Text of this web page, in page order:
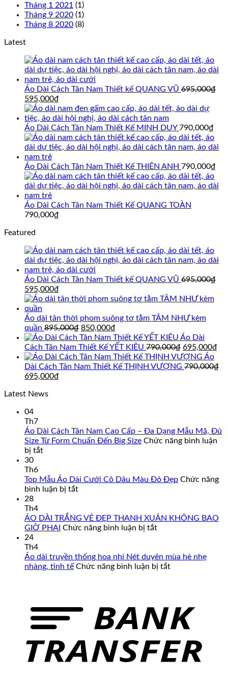
Tháng 1 2021 (1)
Tháng 9 2020 (1)
Tháng 8 2020 (8)
Latest
Áo Dài Cách Tân Nam Thiết kế QUANG VŨ 695,000₫
Giá
gốc
là:
695,000₫.
595,000₫
hiện
tại
là:
595,000₫.
Áo Dài Cách Tân Nam Thiết Kế MINH DUY 790,000₫
Áo Dài Cách Tân Nam Thiết Kế THIÊN ANH 790,000₫
Áo Dài Cách Tân Nam Thiết Kế QUANG TOÀN
790,000₫
Featured
Áo Dài Cách Tân Nam Thiết kế QUANG VŨ 695,000₫
Giá
gốc
là:
695,000₫.
595,000₫
hiện
là:
595,000₫.
Áo dài tân thời phom suông tơ tằm TÂM NHƯ kèm
quần 895,000₫ Giá
gốc
là:
895,000₫.
850,000₫
hiện
tại
là:
850,000₫.
Áo Dài
Cách Tân Nam Thiết Kế YẾT KIÊU 790,000₫ Giá
gốc
là:
695,000₫
tại
Áo
Dài Cách Tân Nam Thiết Kế THỊNH VƯỢNG 790,000₫
Giá
là:
695,000₫
Latest News
04
Th7
Áo Dài Cách Tân Nam Cao Cấp – Đa Dạng Mẫu Mã, Đủ
Size Từ Form Chuẩn Đến Big Size Chức năng bình luận
bị tắtở
Cách
Tân
Cấp
–
Mẫu
Mã,
Chuẩn
Đến
Size
30
Th6
Top Mẫu Áo Dài Cưới Cô Dâu Màu Đỏ Đẹp Chức năng
bình luận bị tắtở
Áo
Dài
Dâu
Màu
28
Th4
ÁO DÀI TRẮNG VẺ ĐẸP THANH XUÂN KHÔNG BAO
GIỜ PHAI Chức năng bình luận bị tắtở
TRẮNG
VẺ
BAO
GIỜ
24
Th4
Áo dài truyền thống hoa nhí Nét duyên mùa hè nhẹ
nhàng, tinh tế Chức năng bình luận bị tắtở
hoa
nhí
duyên
mùa
hè